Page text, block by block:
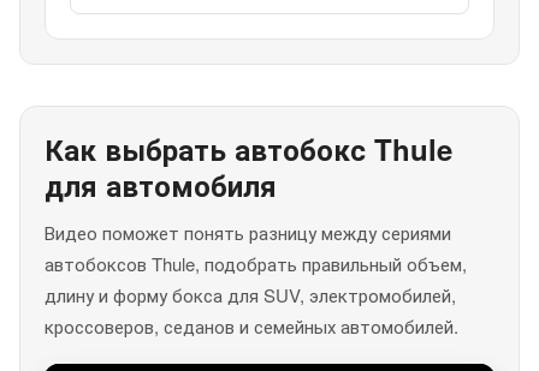
Как выбрать автобокс Thule
для автомобиля
Видео поможет понять разницу между сериями
автобоксов Thule, подобрать правильный объем,
длину и форму бокса для SUV, электромобилей,
кроссоверов, седанов и семейных автомобилей.